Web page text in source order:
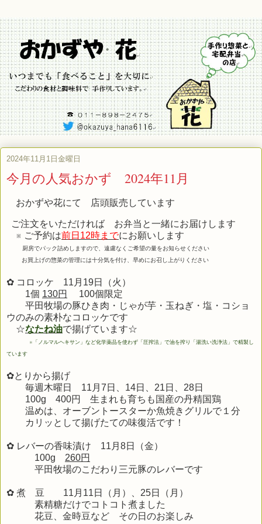
2024年11月1日金曜日
今月の人気おかず 2024年11月
おかずや花にて 店頭販売しています
ご注文をいただければ お弁当と一緒にお届けします
※ ご予約は前日12時までにお願いします
厨房でパック詰めしますので、遠慮なくご希望の量をお知らせください
お買上げの惣菜の管理には十分気を付け、早めにお召し上がりください
✿ コロッケ 11月19日（火）
1個 130円
100個限定
平田牧場の豚ひき肉・じゃが芋・玉ねぎ・塩・コショ
ウのみの素朴なコロッケです
☆なたね油で揚げています☆
※ 「ノルマルヘキサン」など化学薬品を使わず「圧搾法」で油を搾り「湯洗い洗浄法」で精製し
ています
✿とりから揚げ
毎週木曜日 11月7日、14日、21日、28日
100g 400円 生まれも育ちも 国産の丹精国鶏
温めは、オーブントースターか魚焼きグリルで１分
カリッとして揚げたての味復活です！
✿ レバーの香味漬け 11月8日（金）
100g 260円
平田牧場のこだわり三元豚のレバーです
✿ 煮 豆 11 月11 日（月）、25日（月）
素精糖だけでコトコト煮ました
花豆、金時豆など その日のお楽しみ